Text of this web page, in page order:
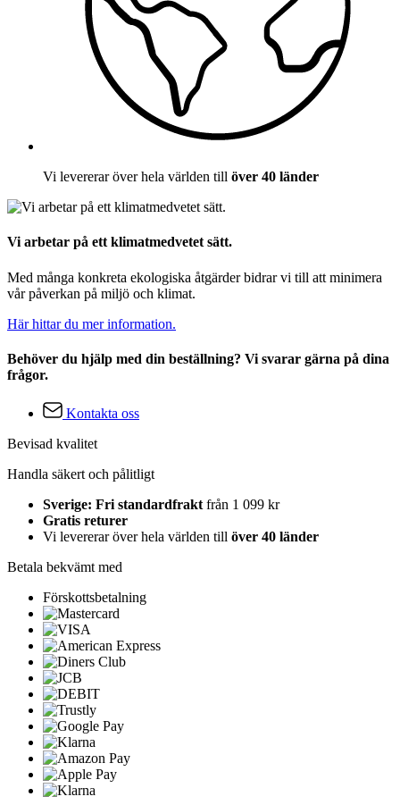
Vi levererar över hela världen till över 40 länder
Vi arbetar på ett klimatmedvetet sätt.
Med många konkreta ekologiska åtgärder bidrar vi till att minimera
vår påverkan på miljö och klimat.
Här hittar du mer information.
Behöver du hjälp med din beställning? Vi svarar gärna på dina
frågor.
Kontakta oss
Bevisad kvalitet
Handla säkert och pålitligt
Sverige: Fri standardfrakt från 1 099 kr
Gratis returer
Vi levererar över hela världen till över 40 länder
Betala bekvämt med
Förskottsbetalning